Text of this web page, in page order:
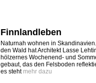
Finnlandleben
Naturnah wohnen in
den Wald hat Architekt Lasse
hölzernes Wochenend- und
gebaut, das den Felsboden
es steht mehr dazu